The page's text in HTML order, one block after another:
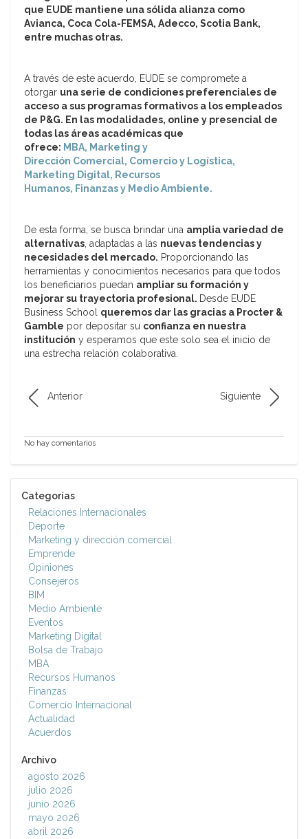
que EUDE mantiene una sólida alianza como
Avianca, Coca Cola-FEMSA, Adecco, Scotia Bank,
entre muchas otras.
A través de este acuerdo, EUDE se compromete a
otorgar una serie de condiciones preferenciales de
acceso a sus programas formativos a los empleados
de P&G. En las modalidades, online y presencial de
todas las áreas académicas que
ofrece: MBA, Marketing y
Dirección Comercial, Comercio y Logística,
Marketing Digital, Recursos
Humanos, Finanzas y Medio Ambiente.
De esta forma, se busca brindar una amplia variedad de
alternativas, adaptadas a las nuevas tendencias y
necesidades del mercado. Proporcionando las
herramientas y conocimientos necesarios para que todos
los beneficiarios puedan ampliar su formación y
mejorar su trayectoria profesional. Desde EUDE
Business School queremos dar las gracias a Procter &
Gamble por depositar su confianza en nuestra
institución y esperamos que este solo sea el inicio de
una estrecha relación colaborativa.
Anterior Siguiente
No hay comentarios
Categorías
Relaciones Internacionales
Deporte
Marketing y dirección comercial
Emprende
Opiniones
Consejeros
BIM
Medio Ambiente
Eventos
Marketing Digital
Bolsa de Trabajo
MBA
Recursos Humanos
Finanzas
Comercio Internacional
Actualidad
Acuerdos
Archivo
agosto 2026
julio 2026
junio 2026
mayo 2026
abril 2026